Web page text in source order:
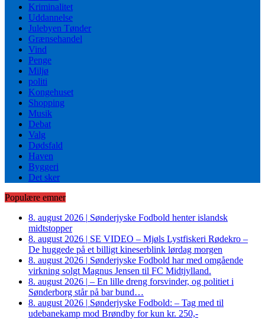
Kriminalitet
Uddannelse
Julebyen Tønder
Grænsehandel
Vind
Penge
Miljø
politi
Kongehuset
Shopping
Musik
Debat
Valg
Dødsfald
Haven
Byggeri
Det sker
Populære emner
8. august 2026 | Sønderjyske Fodbold henter islandsk
midtstopper
8. august 2026 | SE VIDEO – Mjøls Lystfiskeri Rødekro –
De huggede på et billigt kineserblink lørdag morgen
8. august 2026 | Sønderjyske Fodbold har med omgående
virkning solgt Magnus Jensen til FC Midtjylland.
8. august 2026 | – En lille dreng forsvinder, og politiet i
Sønderborg står på bar bund…
8. august 2026 | Sønderjyske Fodbold: – Tag med til
udebanekamp mod Brøndby for kun kr. 250,-